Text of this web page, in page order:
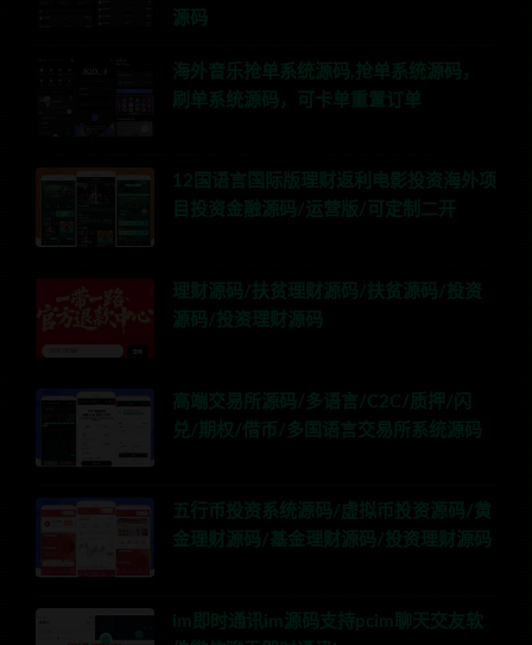
源码
海外音乐抢单系统源码,抢单系统源码，
刷单系统源码，可卡单重置订单
12国语言国际版理财返利电影投资海外项
目投资金融源码/运营版/可定制二开
理财源码/扶贫理财源码/扶贫源码/投资
源码/投资理财源码
高端交易所源码/多语言/C2C/质押/闪
兑/期权/借币/多国语言交易所系统源码
五行币投资系统源码/虚拟币投资源码/黄
金理财源码/基金理财源码/投资理财源码
im即时通讯im源码支持pcim聊天交友软